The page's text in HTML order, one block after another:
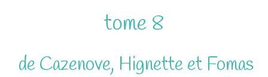
tome 8
de Cazenove, Hignette et Fomas